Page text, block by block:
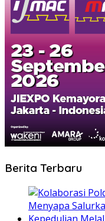
Berita Terbaru